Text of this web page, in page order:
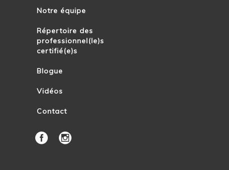
Notre équipe
Répertoire des
professionnel(le)s
certifié(e)s
Blogue
Vidéos
Contact